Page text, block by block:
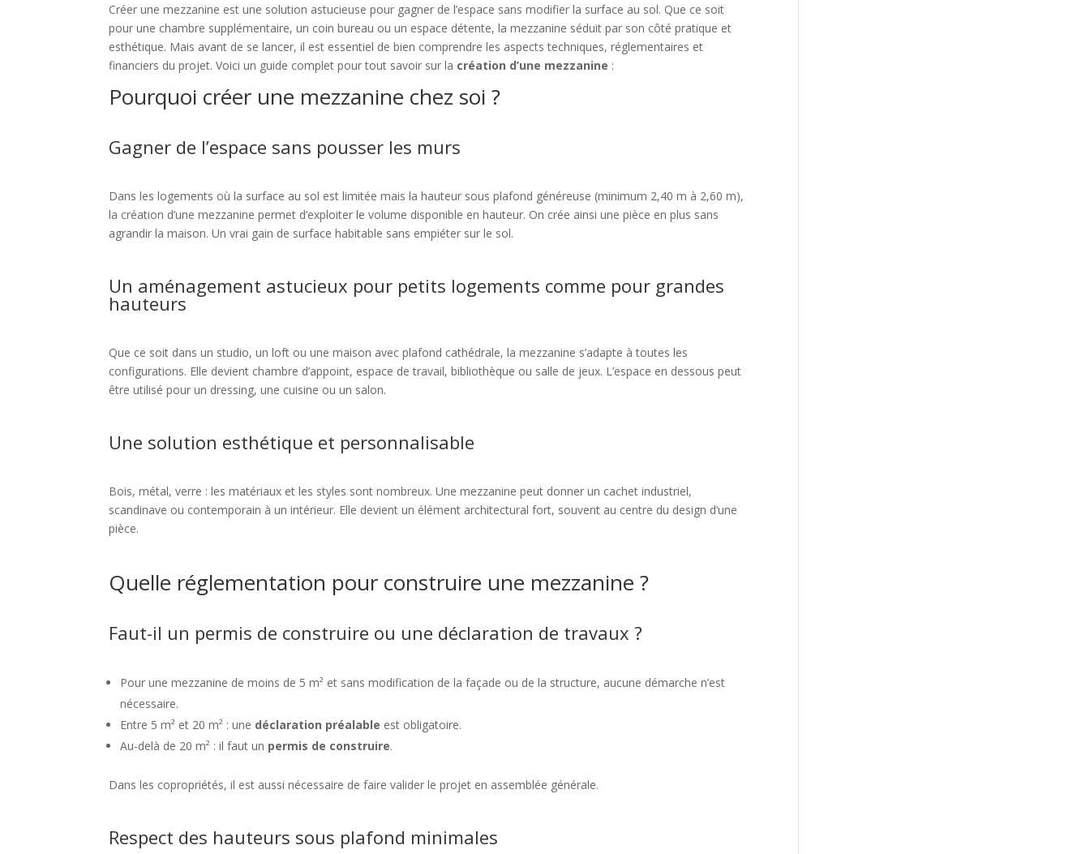
Créer une mezzanine est une solution astucieuse pour gagner de l’espace sans modifier la surface au sol. Que ce soit
pour une chambre supplémentaire, un coin bureau ou un espace détente, la mezzanine séduit par son côté pratique et
esthétique. Mais avant de se lancer, il est essentiel de bien comprendre les aspects techniques, réglementaires et
financiers du projet. Voici un guide complet pour tout savoir sur la création d’une mezzanine :
Pourquoi créer une mezzanine chez soi ?
Gagner de l’espace sans pousser les murs
Dans les logements où la surface au sol est limitée mais la hauteur sous plafond généreuse (minimum 2,40 m à 2,60 m),
la création d’une mezzanine permet d’exploiter le volume disponible en hauteur. On crée ainsi une pièce en plus sans
agrandir la maison. Un vrai gain de surface habitable sans empiéter sur le sol.
Un aménagement astucieux pour petits logements comme pour grandes
hauteurs
Que ce soit dans un studio, un loft ou une maison avec plafond cathédrale, la mezzanine s’adapte à toutes les
configurations. Elle devient chambre d’appoint, espace de travail, bibliothèque ou salle de jeux. L’espace en dessous peut
être utilisé pour un dressing, une cuisine ou un salon.
Une solution esthétique et personnalisable
Bois, métal, verre : les matériaux et les styles sont nombreux. Une mezzanine peut donner un cachet industriel,
scandinave ou contemporain à un intérieur. Elle devient un élément architectural fort, souvent au centre du design d’une
pièce.
Quelle réglementation pour construire une mezzanine ?
Faut-il un permis de construire ou une déclaration de travaux ?
Pour une mezzanine de moins de 5 m² et sans modification de la façade ou de la structure, aucune démarche n’est
nécessaire.
Entre 5 m² et 20 m² : une déclaration préalable est obligatoire.
Au-delà de 20 m² : il faut un permis de construire.
Dans les copropriétés, il est aussi nécessaire de faire valider le projet en assemblée générale.
Respect des hauteurs sous plafond minimales